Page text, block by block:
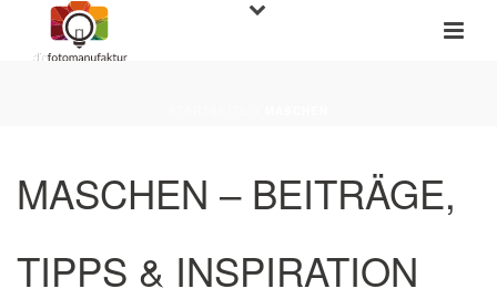
MASCHEN – BEITRÄGE,
TIPPS & INSPIRATION